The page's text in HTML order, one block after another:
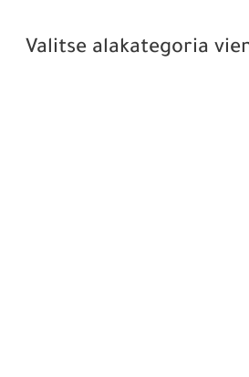
Valitse alakategoria